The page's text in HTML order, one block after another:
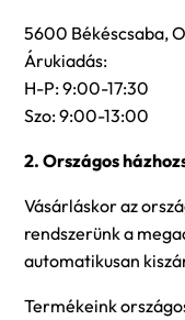
5600 Békéscsaba,
Árukiadás:
H-P: 9:00-17:30
Szo: 9:00-13:00
2. Országos
Vásárláskor az
rendszerünk a
automatikusan
Termékeink